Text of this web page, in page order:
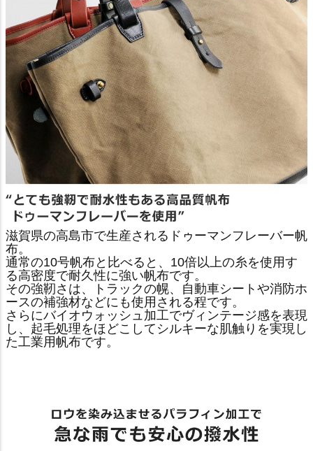
滋賀県の高島市で生産されるドゥーマンフレーバー帆
布。
通常の10号帆布と比べると、10倍以上の糸を使用す
る高密度で耐久性に強い帆布です。
その強靭さは、トラックの幌、自動車シートや消防ホ
ースの補強材などにも使用される程です。
さらにバイオウォッシュ加工でヴィンテージ感を表現
し、起毛処理をほどこしてシルキーな肌触りを実現し
た工業用帆布です。